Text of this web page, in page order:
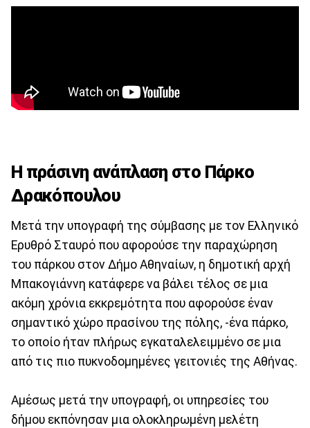
Η πράσινη ανάπλαση στο Πάρκο
Δρακόπουλου
Μετά την υπογραφή της σύμβασης με τον Ελληνικό
Ερυθρό Σταυρό που αφορούσε την παραχώρηση
του πάρκου στον Δήμο Αθηναίων, η δημοτική αρχή
Μπακογιάννη κατάφερε να βάλει τέλος σε μια
ακόμη χρόνια εκκρεμότητα που αφορούσε έναν
σημαντικό χώρο πρασίνου της πόλης, -ένα πάρκο,
το οποίο ήταν πλήρως εγκαταλελειμμένο σε μια
από τις πιο πυκνοδομημένες γειτονιές της Αθήνας.
Αμέσως μετά την υπογραφή, οι υπηρεσίες του
δήμου εκπόνησαν μια ολοκληρωμένη μελέτη